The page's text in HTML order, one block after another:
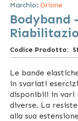
galleria
di
immagini
Marchio: Orione
Bodyband
Codice Prodotto
Le bande
in svariati
disponibili in vari
diverse. La
alla sua